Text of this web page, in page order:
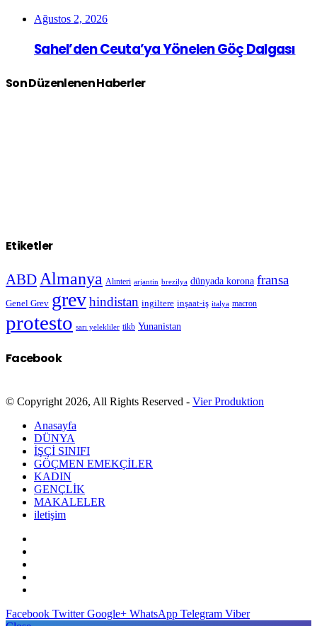
Ağustos 2, 2026
Sahel’den Ceuta’ya Yönelen Göç Dalgası
Son Düzenlenen Haberler
Etiketler
ABD Almanya Alınteri arjantin brezilya dünyada korona fransa
Genel Grev grevhindistan ingiltere inşaat-iş italya macron
protesto sarı yelekliler tikb Yunanistan
Facebook
© Copyright 2026, All Rights Reserved - Vier Produktion
Anasayfa
DÜNYA
İŞÇİ SINIFI
GÖÇMEN EMEKÇİLER
KADIN
GENÇLİK
MAKALELER
iletişim
Facebook Twitter Google+ WhatsApp Telegram Viber